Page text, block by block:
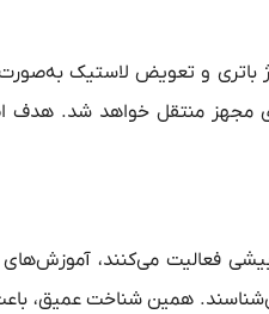
باتری و تعویض لاستیک
مجهز منتقل خواهد شد. هدف
فعالیت می‌کنند، آموزش‌های
می‌شناسند. همین شناخت عمیق،